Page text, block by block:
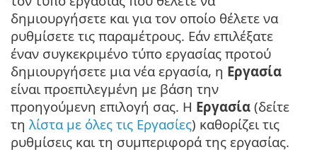
δημιουργήσετε και για τον οποίο θέλετε να
ρυθμίσετε τις παραμέτρους. Εάν επιλέξατε
έναν συγκεκριμένο τύπο εργασίας προτού
δημιουργήσετε μια νέα εργασία, η Εργασία
είναι προεπιλεγμένη με βάση την
προηγούμενη επιλογή σας. Η Εργασία (δείτε
τη λίστα με όλες τις Εργασίες) καθορίζει τις
ρυθμίσεις και τη συμπεριφορά της εργασίας.